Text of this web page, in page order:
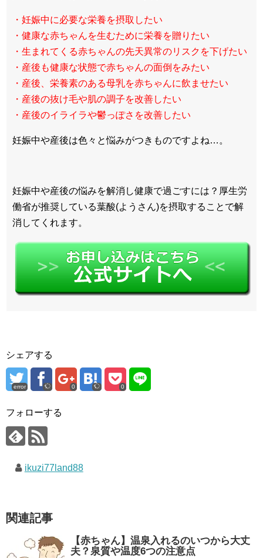
・妊娠中に必要な栄養を摂取したい
・健康な赤ちゃんを生むために栄養を贈りたい
・生まれてくる赤ちゃんの先天異常のリスクを下げたい
・産後も健康な状態で赤ちゃんの面倒をみたい
・産後、栄養素のある母乳を赤ちゃんに飲ませたい
・産後の抜け毛や肌の調子を改善したい
・産後のイライラや鬱っぽさを改善したい
妊娠中や産後は色々と悩みがつきものですよね…。
妊娠中や産後の悩みを解消し健康で過ごすには？厚生労
働省が推奨している葉酸(ようさん)を摂取することで解
消してくれます。
シェアする
error 0 0
フォローする
ikuzi77land88
関連記事
【赤ちゃん】温泉入れるのいつから大丈
夫？泉質や温度6つの注意点